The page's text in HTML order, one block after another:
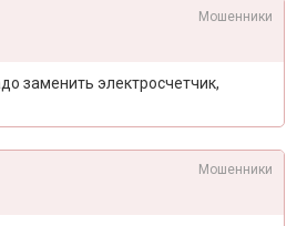
Мошенники
заменить электросчетчик,
Мошенники